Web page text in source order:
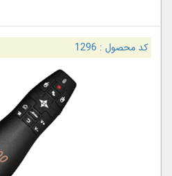
کد محصول : 1296